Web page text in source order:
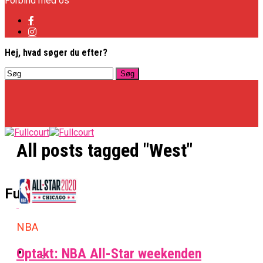
Hej, hvad søger du efter?
Fullcourt
Basketligaen
NBA
All posts tagged "West"
NBA
Optakt: NBA All-Star weekenden